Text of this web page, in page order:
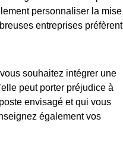
personnaliser la mise
entreprises préfèrent
souhaitez intégrer une
peut porter préjudice à
envisagé et qui vous
également vos